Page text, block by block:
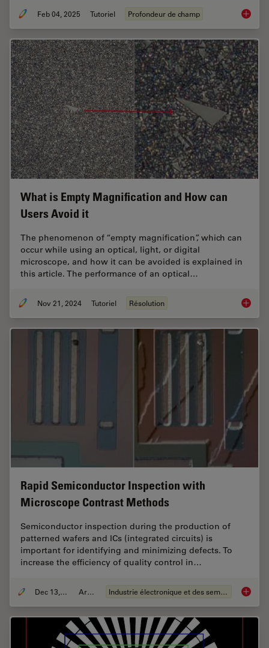
Feb 04, 2025 Tutoriel Profondeur de champ Depth
What is Empty Magnification and How can
Users Avoid it
The phenomenon of “empty magnification”, which can
occur while using an optical, light, or digital
microscope, and how it can be avoided is explained in
this article. The performance of an optical…
Nov 21, 2024 Tutoriel Résolution What
Rapid Semiconductor Inspection with
Microscope Contrast Methods
Semiconductor inspection during the production of
patterned wafers and ICs (integrated circuits) is
important for identifying and minimizing defects. To
increase the efficiency of quality control in…
Dec 13, 2023 Article Industrie électronique et des semi-conducteurs Rapid